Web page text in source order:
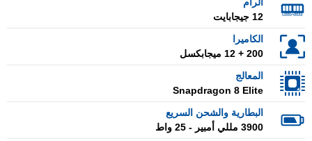
12 جيجابايت
الكاميرا
200 + 12 ميجابكسل
المعالج
Snapdragon 8 Elite
البطارية والشحن السريع
3900 مللي أمبير - 25 واط